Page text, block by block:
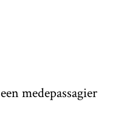
medepassagier